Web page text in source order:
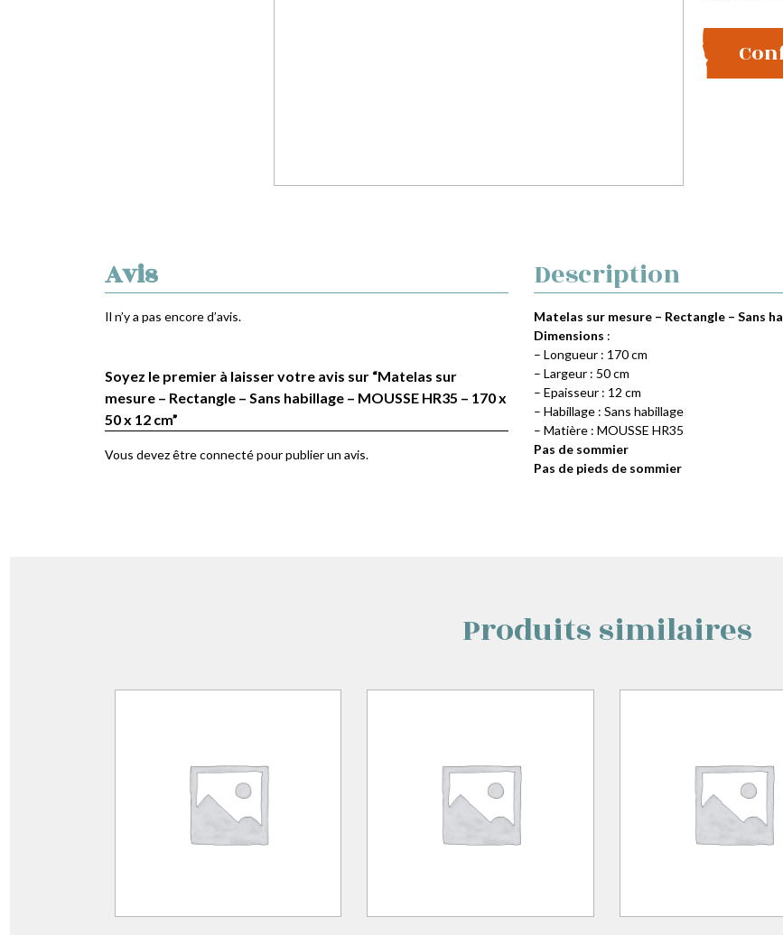
Avis
Il n’y a pas encore d’avis.
Soyez le premier à laisser votre avis sur “Matelas sur
mesure – Rectangle – Sans habillage – MOUSSE HR35 – 170 x
50 x 12 cm”
Vous devez êtreconnectépour publier un avis.
Description
Matelas sur mesure – Rectangle – Sans
Dimensions :
– Longueur : 170 cm
– Largeur : 50 cm
– Epaisseur : 12 cm
– Habillage : Sans habillage
– Matière : MOUSSE HR35
Pas de sommier
Pas de pieds de sommier
Produits similaires